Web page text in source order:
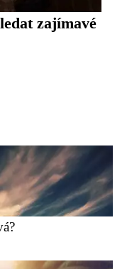
zajímavé